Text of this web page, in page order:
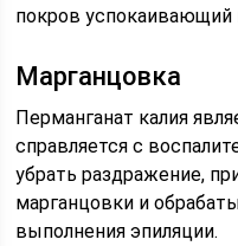
покров успокаивающий
Марганцовка
Перманганат калия
справляется с
убрать раздражение,
марганцовки и
выполнения эпиляции.